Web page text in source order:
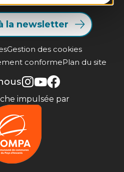
la newsletter
Gestion des cookies
conformePlan du site
impulsée par